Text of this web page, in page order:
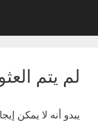
المحتوى
لم يتم
يبدو أنه لا يمكن